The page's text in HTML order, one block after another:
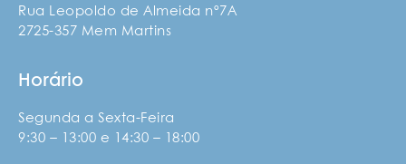
Rua Leopoldo de Almeida nº7A
2725-357 Mem Martins
Horário
Segunda a Sexta-Feira
9:30 – 13:00 e 14:30 – 18:00